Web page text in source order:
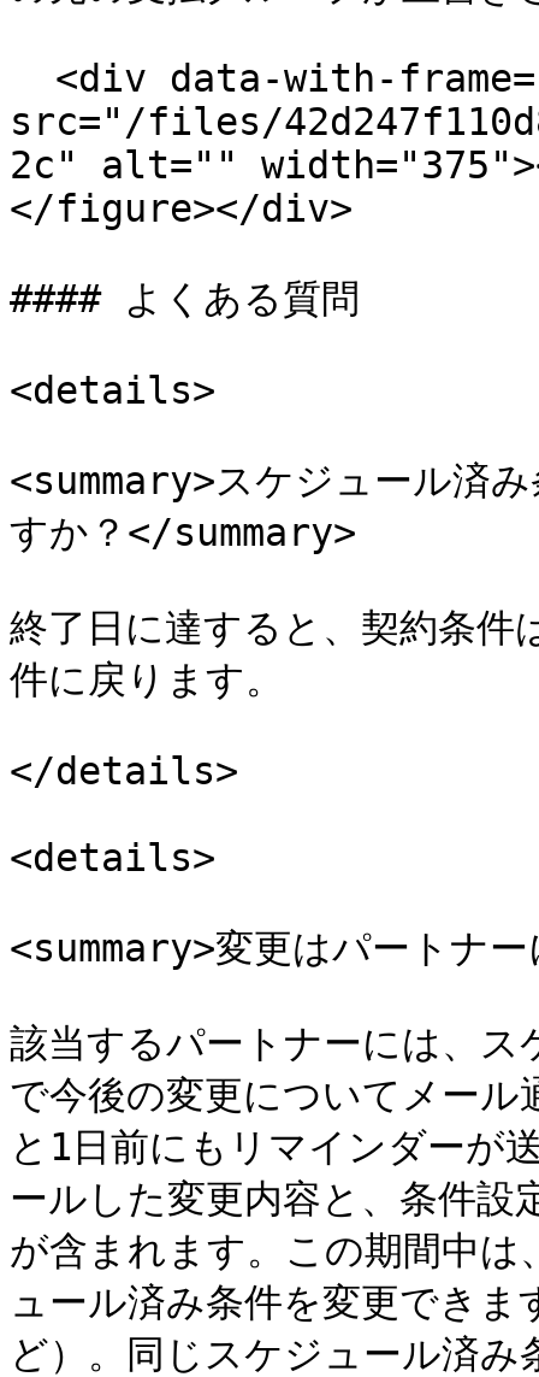
src="/files/
2c" alt=""
</figure></div>
#### よくある質問
<details>
<summary>スケジュール済
すか？</summary>
終了日に達すると、契約条件
件に戻ります。
</details>
<details>
<summary>変更はパートナ
該当するパートナーには、ス
で今後の変更についてメール
と1日前にもリマインダーが
ールした変更内容と、条件
が含まれます。この期間中
ュール済み条件を変更でき
ど）。同じスケジュール済